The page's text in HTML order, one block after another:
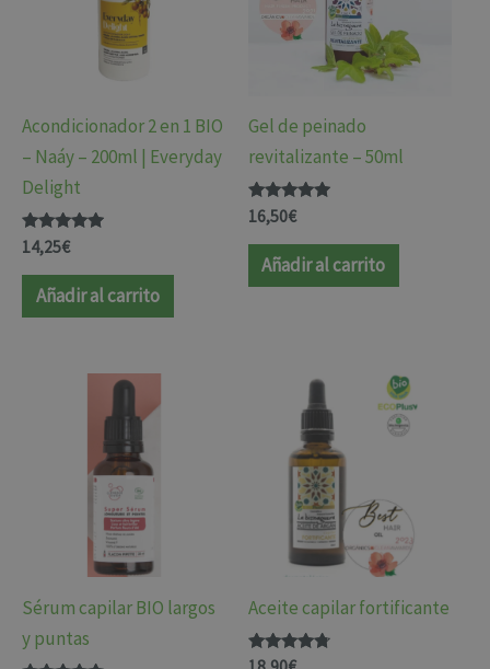
Acondicionador 2 en 1 BIO
– Naáy – 200ml | Everyday
Delight
Valorado
con
4.75
de 5
14,25€
Añadir al carrito
Gel de peinado
revitalizante – 50ml
Valorado
con
5.00
de 5
16,50€
Añadir al carrito
Sérum capilar BIO largos
y puntas
Aceite capilar fortificante
Valorado